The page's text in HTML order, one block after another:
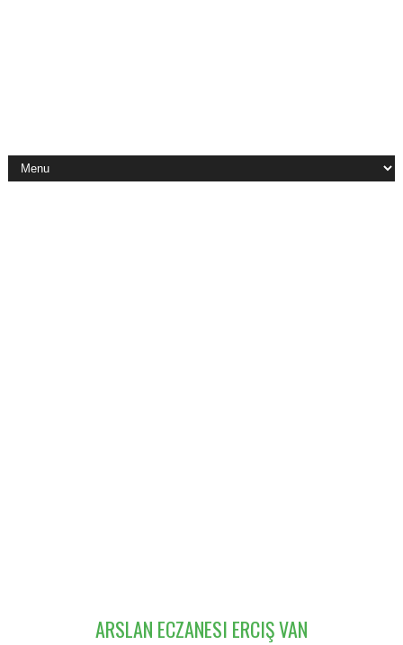
ARSLAN ECZANESI ERCIŞ VAN